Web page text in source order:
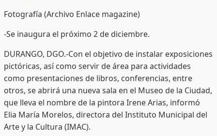
Fotografía (Archivo Enlace magazine)
-Se inaugura el próximo 2 de diciembre.
DURANGO, DGO.-Con el objetivo de instalar exposiciones
pictóricas, así como servir de área para actividades
como presentaciones de libros, conferencias, entre
otros, se abrirá una nueva sala en el Museo de la Ciudad,
que lleva el nombre de la pintora Irene Arias, informó
Elia María Morelos, directora del Instituto Municipal del
Arte y la Cultura (IMAC).